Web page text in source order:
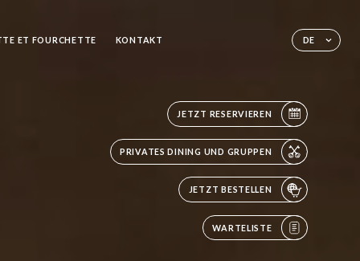
DE
ET FOURCHETTE KONTAKT
JETZT RESERVIEREN
PRIVATES DINING UND GRUPPEN
JETZT BESTELLEN
WARTELISTE